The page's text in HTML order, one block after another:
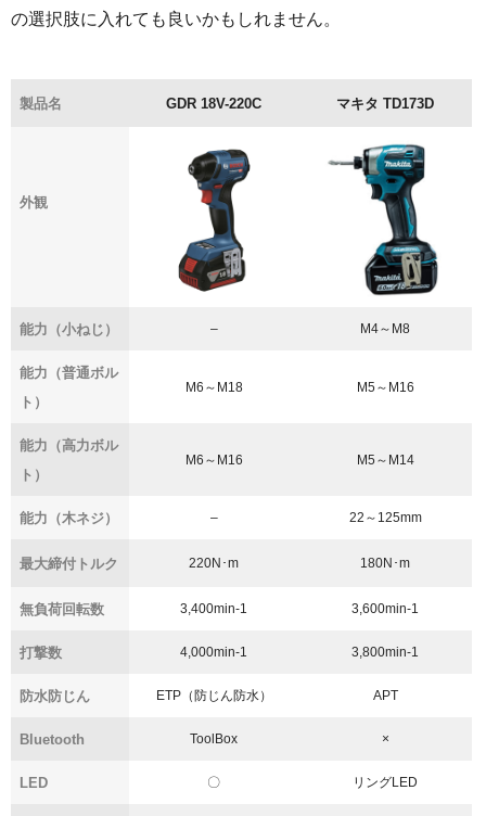
の選択肢に入れても良いかもしれません。
製品名 GDR 18V-220C マキタ TD173D
外観
能力（小ねじ） – M4～M8
能力（普通ボル
ト）
M6～M18 M5～M16
能力（高力ボル
ト）
M6～M16 M5～M14
能力（木ネジ） – 22～125mm
最大締付トルク 220N･m 180N･m
無負荷回転数 3,400min-1 3,600min-1
打撃数 4,000min-1 3,800min-1
防水防じん ETP（防じん防水） APT
Bluetooth ToolBox ×
LED 〇 リングLED